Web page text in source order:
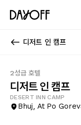
디저트 인 캠프
2성급 호텔
디저트 인 캠프
DESERT INN CAMP
Bhuj, At Po